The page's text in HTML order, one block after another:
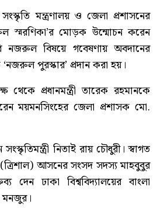
মন্ত্রণালয় ও জেলা প্রশাসনের
স্মরণিকা’র মোড়ক উন্মোচন করেন
নজরুল বিষয়ে গবেষণায় অবদানের
পুরস্কার’ প্রদান করা হয়।
থেকে প্রধানমন্ত্রী তারেক রহমানকে
ময়মনসিংহের জেলা প্রশাসক মো.
নিতাই রায় চৌধুরী। স্বাগত
আসনের সংসদ সদস্য মাহবুবুর
দেন ঢাকা বিশ্ববিদ্যালয়ের বাংলা
মনজুর।